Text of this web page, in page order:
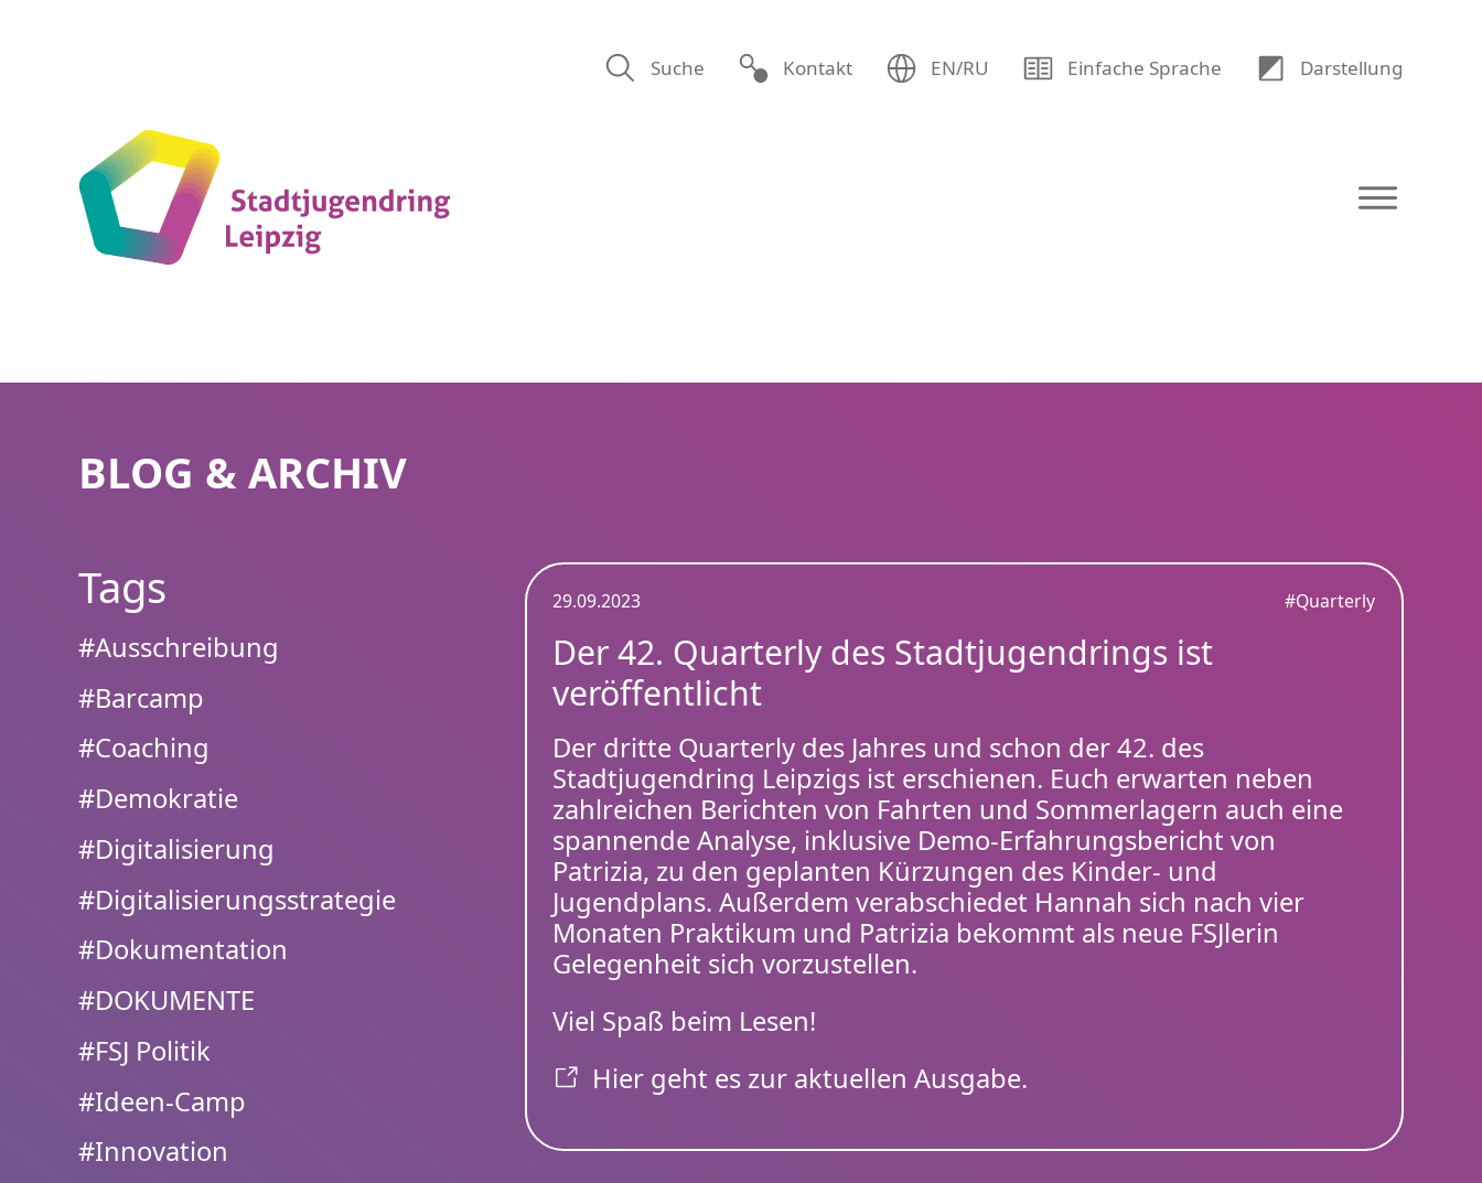
Suche Kontakt EN/RU Einfache Sprache Dar­stellung
BLOG & ARCHIV
Der 42. Quarterly des Stadtjugendrings ist
veröffentlicht
Der dritte Quarterly des Jahres und schon der 42. des
Stadtjugendring Leipzigs ist erschienen. Euch erwarten neben
zahlreichen Berichten von Fahrten und Sommerlagern auch eine
spannende Analyse, inklusive Demo-Erfahrungsbericht von
Patrizia, zu den geplanten Kürzungen des Kinder- und
Jugendplans. Außerdem verabschiedet Hannah sich nach vier
Monaten Praktikum und Patrizia bekommt als neue FSJlerin
Gelegenheit sich vorzustellen.
Viel Spaß beim Lesen!
Hier geht es zur aktuellen Ausgabe.
29.09.2023 #Quarterly
Tags
#Ausschreibung
#Barcamp
#Coaching
#Demokratie
#Digitalisierung
#Digitalisierungsstrategie
#Dokumentation
#DOKUMENTE
#FSJ Politik
#Ideen-Camp
#Innovation